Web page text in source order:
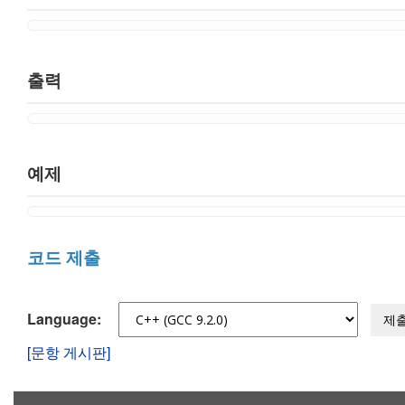
출력
예제
코드 제출
Language: 제
[문항 게시판]